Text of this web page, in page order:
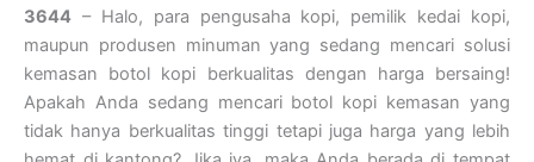
3644 – Halo, para pengusaha kopi, pemilik kedai kopi,
maupun produsen minuman yang sedang mencari solusi
kemasan botol kopi berkualitas dengan harga bersaing!
Apakah Anda sedang mencari botol kopi kemasan yang
tidak hanya berkualitas tinggi tetapi juga harga yang lebih